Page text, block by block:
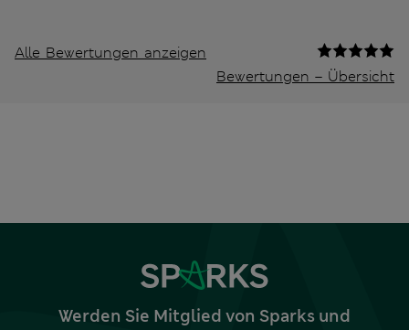
Alle Bewertungen anzeigen
Bewertungen – Übersicht
Werden Sie Mitglied von Sparks und